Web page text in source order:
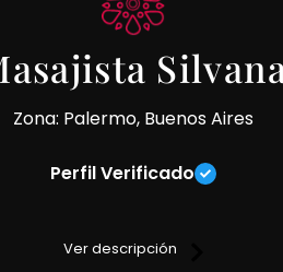
Zona: Palermo, Buenos Aires
Perfil Verificado
total higiene y discreción,
Ver descripción